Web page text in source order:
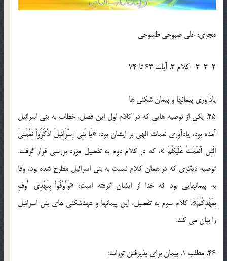
مجري: علي صبوحي طسوجي
3-3-2- کلام 3. آيات 63 تا 74
يادآوري پيمانها و پيمان شکني ها
45. يکي از توصيه هايي که در کلام اول اين فصل، خطاب به بني اسرائيل
آمده بود، يادآوري نعمات الهي بر ايشان بود: «يَا بَنِي إِسْرَائِيلَ اذْكُرُواْ نِعْمَتِيَ
الَّتِي أَنْعَمْتُ عَلَيْكُمْ »، که در کلام دوم به تفصيل مورد بررسي قرار گرفت.
توصيه ديگري که در همان کلام نسبت به بني اسرائيل مطرح شده بود، وفا
به پيمانهايي بود که خدا از ايشان گرفته است: «وَأَوْفُواْ بِعَهْدِي أُوفِ
بِعَهْدِكُمْ»، کلام سوم به تفصيل، اين پيمانها و عهدشکني هاي بني اسرائيل
را بيان مي کند.
46. مطلب 1. پيمان براي پذيرفتن تورات: